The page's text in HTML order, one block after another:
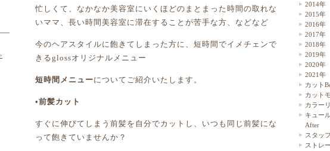
忙しくて、なかなか美容室にいくほどのまとまった時間の取れな
いママ、長い時間美容室に滞在することが苦手な方、などなど
今のヘアスタイルに飽きてしまった方に、短時間でイメチェンで
きるglossオリジナルメニュー
短時間メニューについてご紹介いたします。
•前髪カット
すぐに伸びてしまう前髪を自分でカットし、いつも同じ前髪にな
って飽きていませんか？
2014年
2015年
2016年
2017年
2018年
2019年
2020年
2021年
カット
カット
カラー
キュー
After
スタッ
ストレ